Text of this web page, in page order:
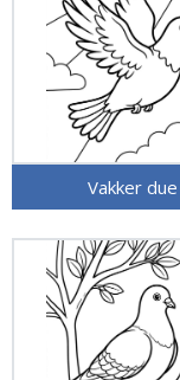
Vakker due